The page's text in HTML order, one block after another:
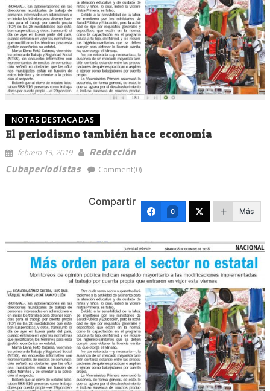
NOTAS DESTACADAS
El periodismo también hace economía
febrero 13, 2019
Redacción
Cubaperiodistas
Comment(0)
Compartir
0 Más